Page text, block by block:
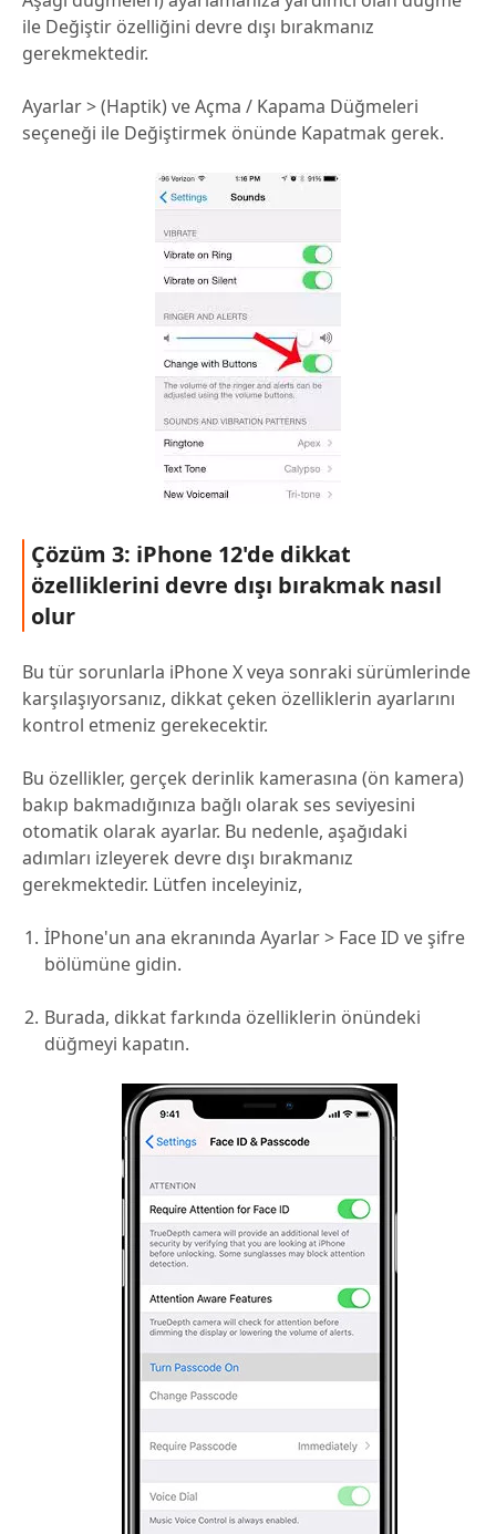
ile Değiştir özelliğini devre dışı bırakmanız
gerekmektedir.
Ayarlar > (Haptik) ve Açma / Kapama Düğmeleri
seçeneği ile Değiştirmek önünde Kapatmak gerek.
Çözüm 3: iPhone 12'de dikkat
özelliklerini devre dışı bırakmak nasıl
olur
Bu tür sorunlarla iPhone X veya sonraki sürümlerinde
karşılaşıyorsanız, dikkat çeken özelliklerin ayarlarını
kontrol etmeniz gerekecektir.
Bu özellikler, gerçek derinlik kamerasına (ön kamera)
bakıp bakmadığınıza bağlı olarak ses seviyesini
otomatik olarak ayarlar. Bu nedenle, aşağıdaki
adımları izleyerek devre dışı bırakmanız
gerekmektedir. Lütfen inceleyiniz,
İPhone'un ana ekranında Ayarlar > Face ID ve şifre
bölümüne gidin.
Burada, dikkat farkında özelliklerin önündeki
düğmeyi kapatın.